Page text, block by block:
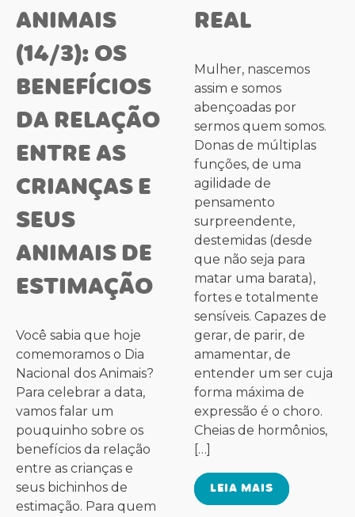
ANIMAIS
(14/3): OS
BENEFÍCIOS
DA RELAÇÃO
ENTRE AS
CRIANÇAS E
SEUS
ANIMAIS DE
ESTIMAÇÃO
Você sabia que hoje
comemoramos o Dia
Nacional dos Animais?
Para celebrar a data,
vamos falar um
pouquinho sobre os
benefícios da relação
entre as crianças e
seus bichinhos de
estimação. Para quem
REAL
Mulher, nascemos
assim e somos
abençoadas por
sermos quem somos.
Donas de múltiplas
funções, de uma
agilidade de
pensamento
surpreendente,
destemidas (desde
que não seja para
matar uma barata),
fortes e totalmente
sensíveis. Capazes de
gerar, de parir, de
amamentar, de
entender um ser cuja
forma máxima de
expressão é o choro.
Cheias de hormônios,
[…]
LEIA MAIS